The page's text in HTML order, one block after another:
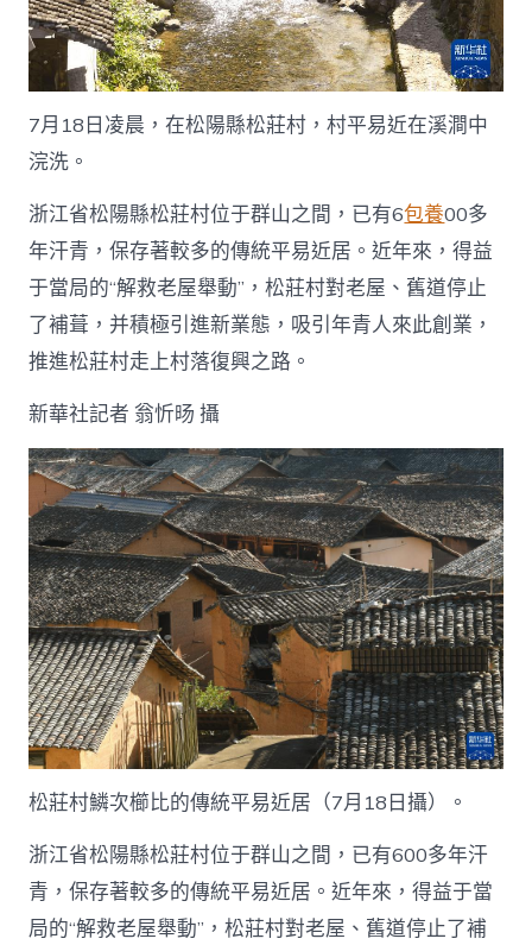
7月18日凌晨，在松陽縣松莊村，村平易近在溪澗中
浣洗。
浙江省松陽縣松莊村位于群山之間，已有6包養00多
年汗青，保存著較多的傳統平易近居。近年來，得益
于當局的“解救老屋舉動”，松莊村對老屋、舊道停止
了補葺，并積極引進新業態，吸引年青人來此創業，
推進松莊村走上村落復興之路。
新華社記者 翁忻旸 攝
松莊村鱗次櫛比的傳統平易近居（7月18日攝）。
浙江省松陽縣松莊村位于群山之間，已有600多年汗
青，保存著較多的傳統平易近居。近年來，得益于當
局的“解救老屋舉動”，松莊村對老屋、舊道停止了補